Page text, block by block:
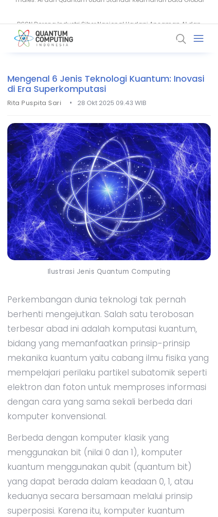
EY Bangun Komputer Kuantum On-Site untuk Percepat Inovasi AI
Mengenal 6 Jenis Teknologi Kuantum: Inovasi
di Era Superkomputasi
Rita Puspita Sari • 28 Okt 2025 09.43 WIB
Ilustrasi Jenis Quantum Computing
Perkembangan dunia teknologi tak pernah
berhenti mengejutkan. Salah satu terobosan
terbesar abad ini adalah komputasi kuantum,
bidang yang memanfaatkan prinsip-prinsip
mekanika kuantum yaitu cabang ilmu fisika yang
mempelajari perilaku partikel subatomik seperti
elektron dan foton untuk memproses informasi
dengan cara yang sama sekali berbeda dari
komputer konvensional.
Berbeda dengan komputer klasik yang
menggunakan bit (nilai 0 dan 1), komputer
kuantum menggunakan qubit (quantum bit)
yang dapat berada dalam keadaan 0, 1, atau
keduanya secara bersamaan melalui prinsip
superposisi. Karena itu, komputer kuantum